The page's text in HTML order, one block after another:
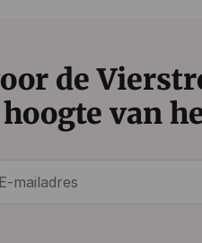
de
hoogte van